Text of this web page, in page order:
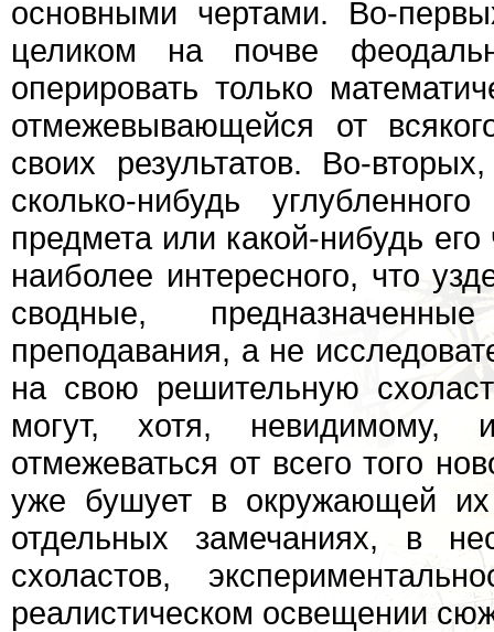
основными чертами. Во-
целиком на почве
оперировать только
отмежевывающейся от
своих результатов. Во-
сколько-нибудь
предмета или какой-нибудь
наиболее интересного, что
сводные,
преподавания, а не
на свою решительную
могут, хотя, невидимому,
отмежеваться от всего того
уже бушует в окружающей их
отдельных замечаниях, в
схоластов,
реалистическом освещении